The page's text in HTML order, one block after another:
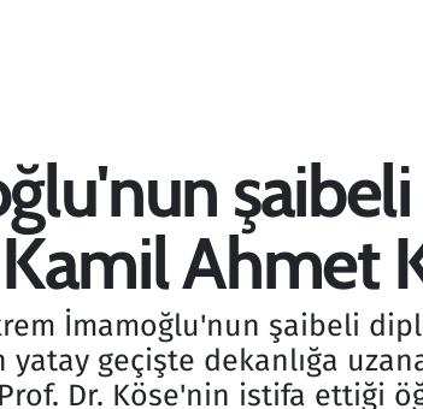
Ahmet
İmamoğlu'nun şaibeli
yatay geçişte dekanlığa
Dr. Köse'nin istifa ettiği